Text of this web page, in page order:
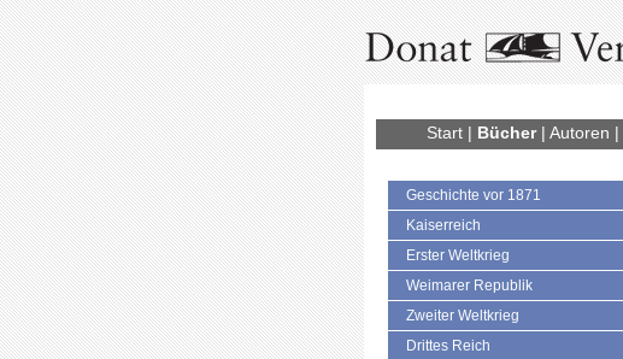
Start| Bücher| Autoren |
Geschichte vor 1871
Kaiserreich
Erster Weltkrieg
Weimarer Republik
Zweiter Weltkrieg
Drittes Reich